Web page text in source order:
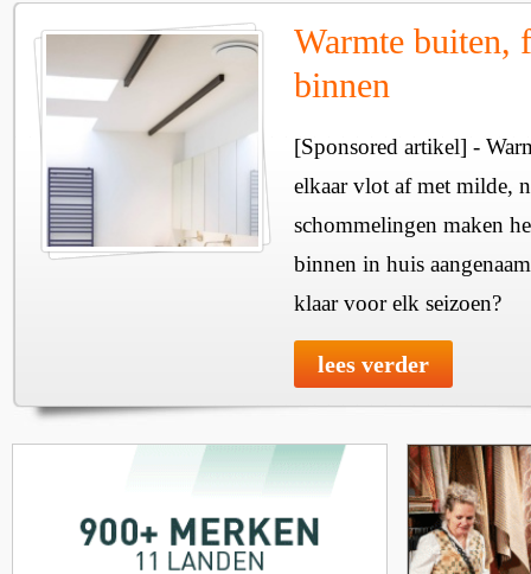
Warmte buiten,
binnen
[Sponsored artikel] -
elkaar vlot af met milde,
schommelingen maken
binnen in huis
klaar voor elk seizoen?
lees verder